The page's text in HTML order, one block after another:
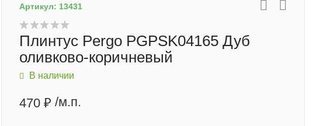
Артикул: 13431
Плинтус Pergo PGPSK04165 Дуб
оливково-коричневый
В наличии
470 ₽ /м.п.